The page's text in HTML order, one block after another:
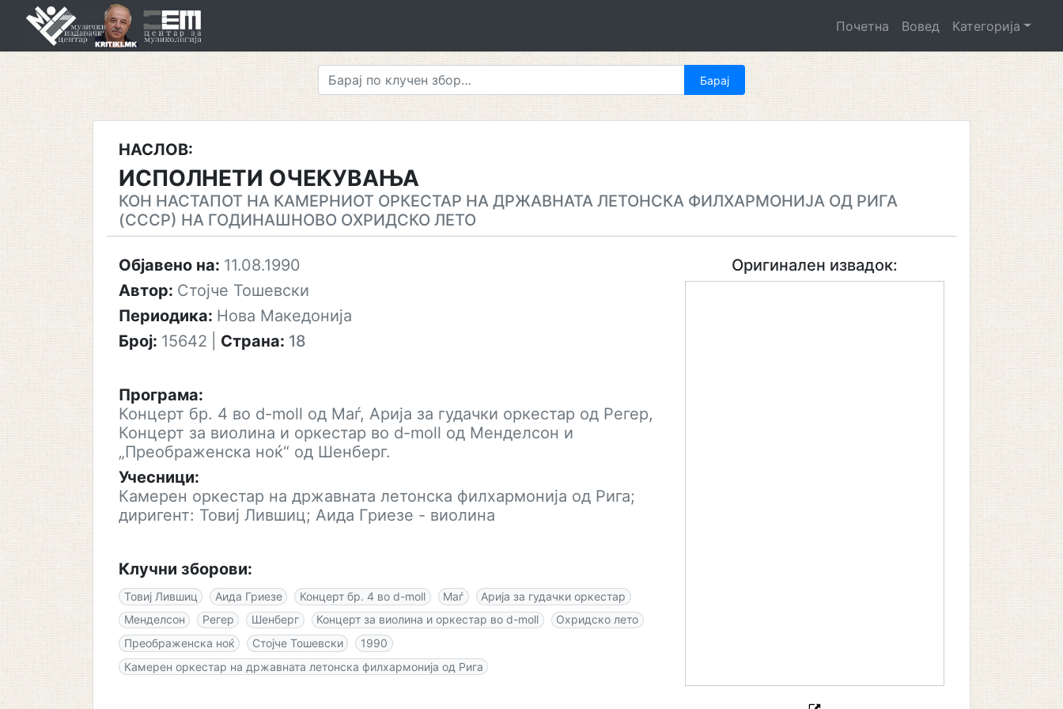
Почетна Вовед Категорија
НАСЛОВ:
ИСПОЛНЕТИ ОЧЕКУВАЊА
КОН НАСТАПОТ НА КАМЕРНИОТ ОРКЕСТАР НА ДРЖАВНАТА ЛЕТОНСКА ФИЛХАРМОНИЈА ОД РИГА
(СССР) НА ГОДИНАШНОВО ОХРИДСКО ЛЕТО
Објавено на: 11.08.1990
Автор: Стојче Тошевски
Периодика: Нова Македонија
Број: 15642 Страна: 18
Програма:
Концерт бр. 4 во d-moll од Маѓ, Арија за гудачки оркестар од Регер,
Концерт за виолина и оркестар во d-moll од Менделсон и
„Преображенска ноќ“ од Шенберг.
Учесници:
Камерен оркестар на државната летонска филхармонија од Рига;
диригент: Товиј Лившиц; Аида Гриезе - виолина
Клучни зборови:
Товиј Лившиц Аида Гриезе Концерт бр. 4 во d-moll Маѓ
Арија за гудачки оркестар
Менделсон
Регер Шенберг Концерт за виолина и оркестар во d-moll
Охридско лето
Преображенска ноќ
Стојче Тошевски
1990
Камерен оркестар на државната летонска филхармонија од Рига
Оригинален извадок: